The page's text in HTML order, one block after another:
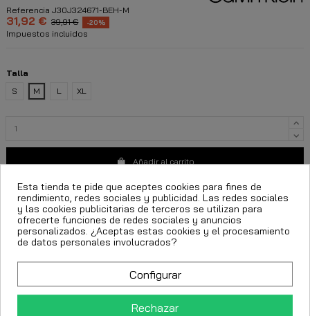
Referencia J30J324671-BEH-M
31,92 € 39,91 € -20%
Impuestos incluidos
Talla
S
M L XL
Añadir al carrito
FECHA ESTIMADA DE ENTREGA:
Esta tienda te pide que aceptes cookies para fines de
rendimiento, redes sociales y publicidad. Las redes sociales
y las cookies publicitarias de terceros se utilizan para
ofrecerte funciones de redes sociales y anuncios
personalizados. ¿Aceptas estas cookies y el procesamiento
de datos personales involucrados?
Configurar
Rechazar